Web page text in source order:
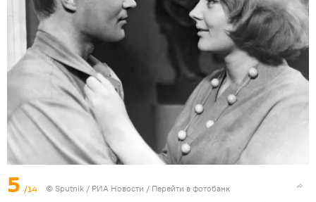
5 /14 © Sputnik / РИА Новости / Перейти в фотобанк